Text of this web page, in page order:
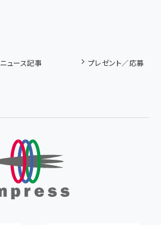
ニュース記事
プレゼント／応募